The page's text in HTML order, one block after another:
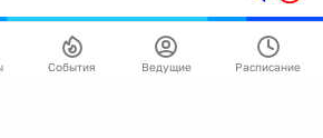
События Ведущие Расписание